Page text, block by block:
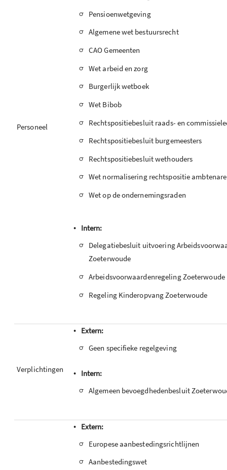
Personeel
- Pensioenwetgeving
- Algemene wet bestuursrecht
- CAO Gemeenten
- Wet arbeid en zorg
- Burgerlijk wetboek
- Wet Bibob
- Rechtspositiebesluit raads- en
- Rechtspositiebesluit burgemeesters
- Rechtspositiebesluit wethouders
- Wet normalisering rechtspositie
- Wet op de ondernemingsraden
• Intern:
- Delegatiebesluit uitvoering
Zoeterwoude
- Arbeidsvoorwaardenregeling Zoeterwoude
- Regeling Kinderopvang Zoeterwoude
Verplichtingen
• Extern:
- Geen specifieke regelgeving
• Intern:
- Algemeen bevoegdhedenbesluit
• Extern:
- Europese aanbestedingsrichtlijnen
- Aanbestedingswet